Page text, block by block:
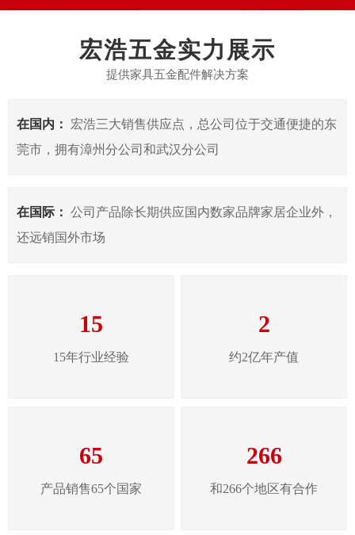
宏浩五金实力展示
提供家具五金配件解决方案
在国内：
宏浩三大销售供应点，总公司位于交通便捷的东
莞市，拥有漳州分公司和武汉分公司
在国际： 公司产品除长期供应国内数家品牌家居企业外，
还远销国外市场
15
15年行业经验
2
约2亿年产值
65
产品销售65个国家
266
和266个地区有合作